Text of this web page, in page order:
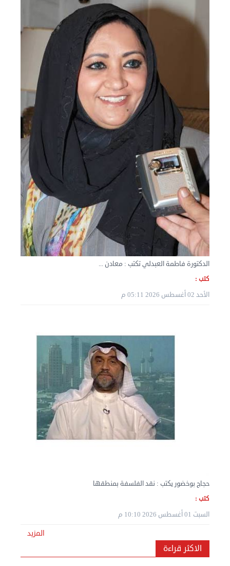
نقل عفش المنطقه العاشره 50636444 فك وتركيب ...
السبت 07 سبتمبر 2024 04:08 م
نقل عفش الكويت 50636444 فك وتركيب ايكيا محلي ...
الأربعاء 04 سبتمبر 2024 08:20 م
نقل عفش المنطقه العاشره 50636444 فك وتركيب ...
الإثنين 02 سبتمبر 2024 05:02 م
الدكتورة فاطمة العبدلي تكتب : معادن ...
كتب :
الأحد 02 أغسطس 2026 05:11 م
حجاج بوخضور يكتب : نقد الفلسفة بمنطقها
كتب :
السبت 01 أغسطس 2026 10:10 م
المزيد
الاكثر قراءة